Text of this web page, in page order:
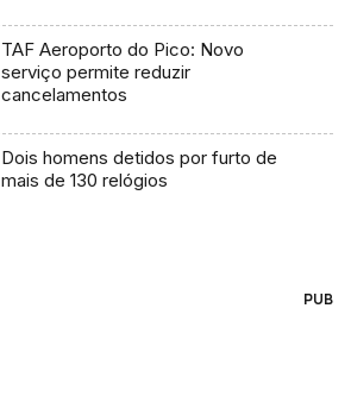
TAF Aeroporto do Pico: Novo
serviço permite reduzir
cancelamentos
Dois homens detidos por furto de
mais de 130 relógios
PUB